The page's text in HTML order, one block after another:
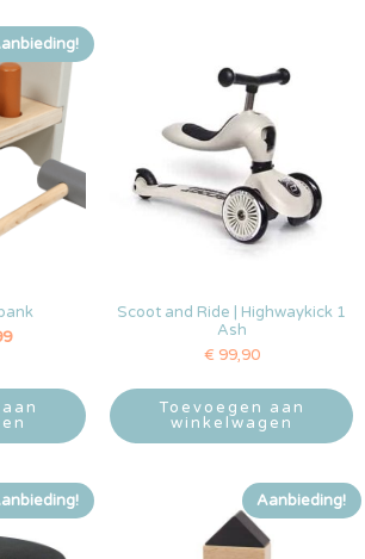
Scoot and Ride | Highwaykick 1
Ash
€ 99,90
Toevoegen aan
winkelwagen
Aanbieding!